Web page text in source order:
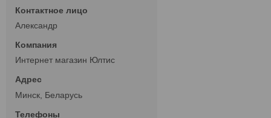
Александр
Интернет магазин Юлтис
Минск, Беларусь